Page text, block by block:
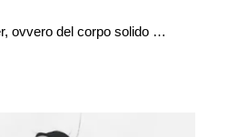
ovvero del corpo solido
e corpi inanimati dedicati